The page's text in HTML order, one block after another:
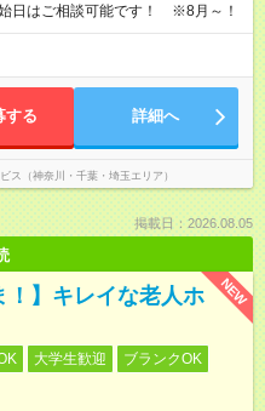
日はご相談可能です！ ※8月～！
する 詳細へ
ス（神奈川・千葉・埼玉エリア）
掲載日：2026.08.05
NEW
！】キレイな老人ホ
大学生歓迎
ブランクOK